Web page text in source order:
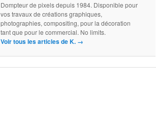
Dompteur de pixels depuis 1984. Disponible pour
vos travaux de créations graphiques,
photographies, compositing, pour la décoration
tant que pour le commercial. No limits.
Voir tous les articles de K. →